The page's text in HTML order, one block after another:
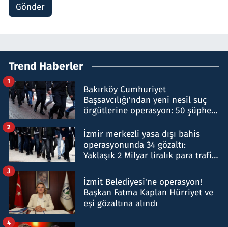
Gönder
Trend Haberler
Bakırköy Cumhuriyet
Başsavcılığı'ndan yeni nesil suç
örgütlerine operasyon: 50 şüpheli
1
İzmir merkezli yasa dışı bahis
operasyonunda 34 gözaltı:
Yaklaşık 2 Milyar liralık para trafiği
2
İzmit Belediyesi'ne operasyon!
Başkan Fatma Kaplan Hürriyet ve
eşi gözaltına alındı
3
4